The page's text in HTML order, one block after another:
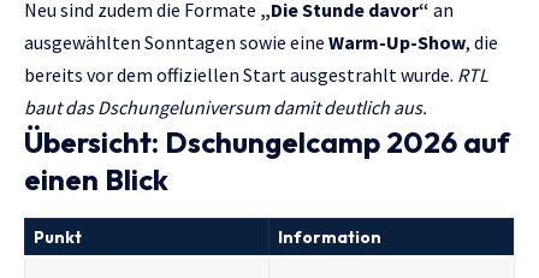
Neu sind zudem die Formate „Die Stunde davor“ an
ausgewählten Sonntagen sowie eine Warm-Up-Show, die
bereits vor dem offiziellen Start ausgestrahlt wurde. RTL
baut das Dschungeluniversum damit deutlich aus.
Übersicht: Dschungelcamp 2026 auf
einen Blick
Punkt Information